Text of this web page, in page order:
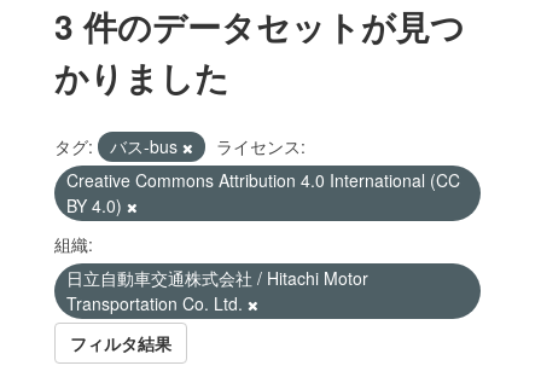
3 件のデータセットが見つ
かりました
タグ: バス-bus
ライセンス:
Creative Commons Attribution 4.0 International (CC
BY 4.0)
組織:
日立自動車交通株式会社 / Hitachi Motor
Transportation Co. Ltd.
フィルタ結果